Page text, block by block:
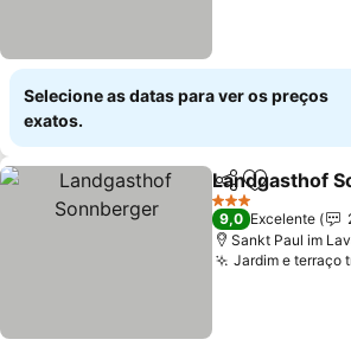
Selecione as datas para ver os preços
exatos.
PartilharAdicionar
Landgasthof
3 Estrelas
9,0 Excelente
Sankt Paul im
Jardim e terraço